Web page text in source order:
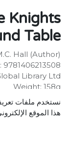
Knights
Table
Hall (Author)
9781406213508
Library Ltd
Weight: 158g
x 148 x 6 (mm)
Description:
novel format.
prompts.
نستخدم ملفات
هذا الموقع